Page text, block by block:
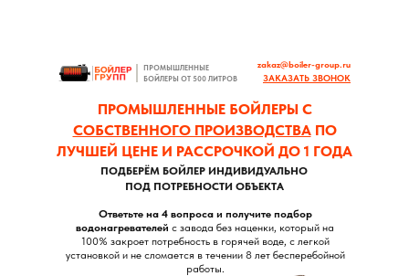
Ответьте на 4 вопроса и получите подбор
водонагревателей с завода без наценки, который на
100% закроет потребность в горячей воде, с легкой
установкой и не сломается в течении 8 лет бесперебойной
работы.
ПРОМЫШЛЕННЫЕ БОЙЛЕРЫ С
СОБСТВЕННОГО ПРОИЗВОДСТВАПО
ЛУЧШЕЙ ЦЕНЕ И РАССРОЧКОЙ ДО 1 ГОДА
ПОДБЕРЁМ БОЙЛЕР ИНДИВИДУАЛЬНО
ПОД ПОТРЕБНОСТИ ОБЪЕКТА
ПРОМЫШЛЕННЫЕ
БОЙЛЕРЫ ОТ 500 ЛИТРОВ
zakaz@boiler-group.ru
ЗАКАЗАТЬ ЗВОНОК